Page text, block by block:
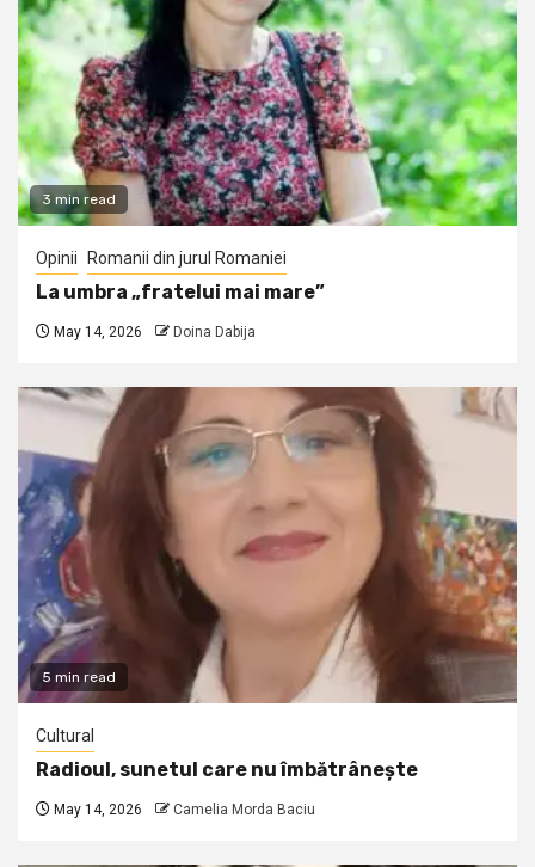
3 min read
Opinii Romanii din jurul Romaniei
La umbra „fratelui mai mare”
May 14, 2026 Doina Dabija
5 min read
Cultural
Radioul, sunetul care nu îmbătrânește
May 14, 2026 Camelia Morda Baciu